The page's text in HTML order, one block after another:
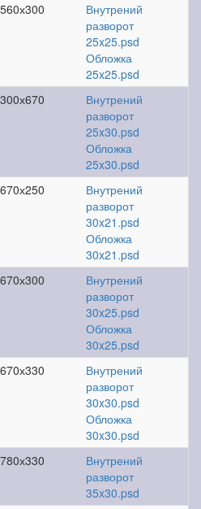
560х300
Внутрений
разворот
25x25.psd
Обложка
25x25.psd
300х670
Внутрений
разворот
25x30.psd
Обложка
25x30.psd
670х250
Внутрений
разворот
30x21.psd
Обложка
30x21.psd
670х300
Внутрений
разворот
30x25.psd
Обложка
30x25.psd
670х330
Внутрений
разворот
30x30.psd
Обложка
30x30.psd
780х330
Внутрений
разворот
35x30.psd